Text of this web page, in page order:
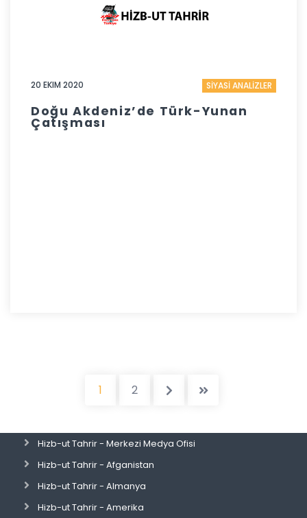
20 EKIM 2020 SİYASİ ANALİZLER
Doğu Akdeniz’de Türk-Yunan
Çatışması
1 2
Hizb-ut Tahrir - Merkezi Medya Ofisi
Hizb-ut Tahrir - Afganistan
Hizb-ut Tahrir - Almanya
Hizb-ut Tahrir - Amerika